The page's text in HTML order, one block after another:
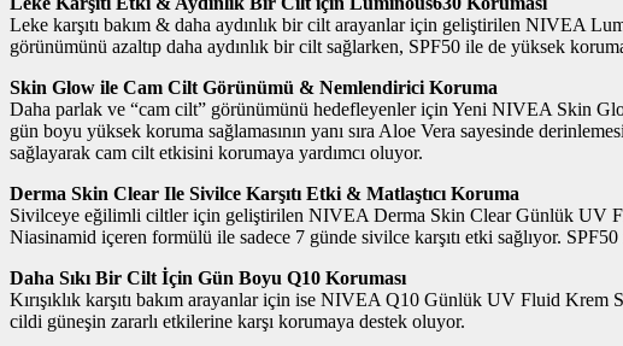
Leke karşıtı bakım & daha aydınlık bir cilt arayanlar için geliştirilen NIVEA
görünümünü azaltıp daha aydınlık bir cilt sağlarken, SPF50 ile de yüksek
Skin Glow ile Cam Cilt Görünümü & Nemlendirici Koruma
Daha parlak ve “cam cilt” görünümünü hedefleyenler için Yeni NIVEA Skin
gün boyu yüksek koruma sağlamasının yanı sıra Aloe Vera sayesinde
sağlayarak cam cilt etkisini korumaya yardımcı oluyor.
Derma Skin Clear Ile Sivilce Karşıtı Etki & Matlaştıcı Koruma
Sivilceye eğilimli ciltler için geliştirilen NIVEA Derma Skin Clear Günlük UV
Niasinamid içeren formülü ile sadece 7 günde sivilce karşıtı etki sağlıyor.
Daha Sıkı Bir Cilt İçin Gün Boyu Q10 Koruması
Kırışıklık karşıtı bakım arayanlar için ise NIVEA Q10 Günlük UV Fluid Krem
cildi güneşin zararlı etkilerine karşı korumaya destek oluyor.